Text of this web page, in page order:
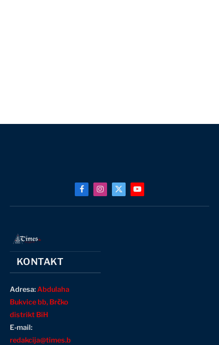
FacebookInstagram
X
YouTube
KONTAKT
Adresa:Abdulaha
Bukvice bb, Brčko
distrikt BiH
E-mail:
redakcija@times.b